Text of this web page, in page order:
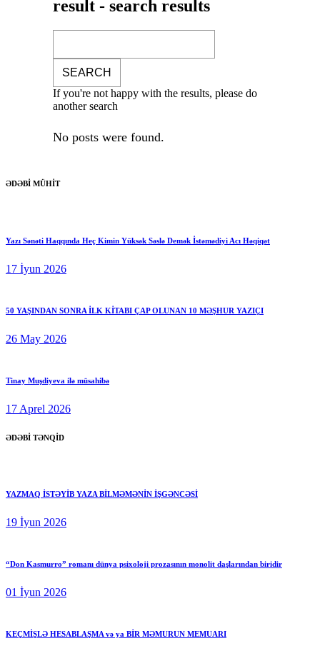
result - search results
If you're not happy with the results, please do
another search
No posts were found.
ƏDƏBİ MÜHİT
Yazı Sənəti Haqqında Heç Kimin Yüksək Səslə Demək İstəmədiyi Acı Həqiqət
17 İyun 2026
50 YAŞINDAN SONRA İLK KİTABI ÇAP OLUNAN 10 MƏŞHUR YAZIÇI
26 May 2026
Tinay Muşdiyeva ilə müsahibə
17 Aprel 2026
ƏDƏBİ TƏNQİD
YAZMAQ İSTƏYİB YAZA BİLMƏMƏNİN İŞGƏNCƏSİ
19 İyun 2026
“Don Kasmurro” romanı dünya psixoloji prozasının monolit daşlarından biridir
01 İyun 2026
KEÇMİŞLƏ HESABLAŞMA və ya BİR MƏMURUN MEMUARI